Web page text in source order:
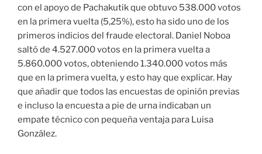
con el apoyo de Pachakutik que obtuvo 538.000 votos
en la primera vuelta (5,25%), esto ha sido uno de los
primeros indicios del fraude electoral. Daniel Noboa
saltó de 4.527.000 votos en la primera vuelta a
5.860.000 votos, obteniendo 1.340.000 votos más
que en la primera vuelta, y esto hay que explicar. Hay
que añadir que todos las encuestas de opinión previas
e incluso la encuesta a pie de urna indicaban un
empate técnico con pequeña ventaja para Luisa
González.